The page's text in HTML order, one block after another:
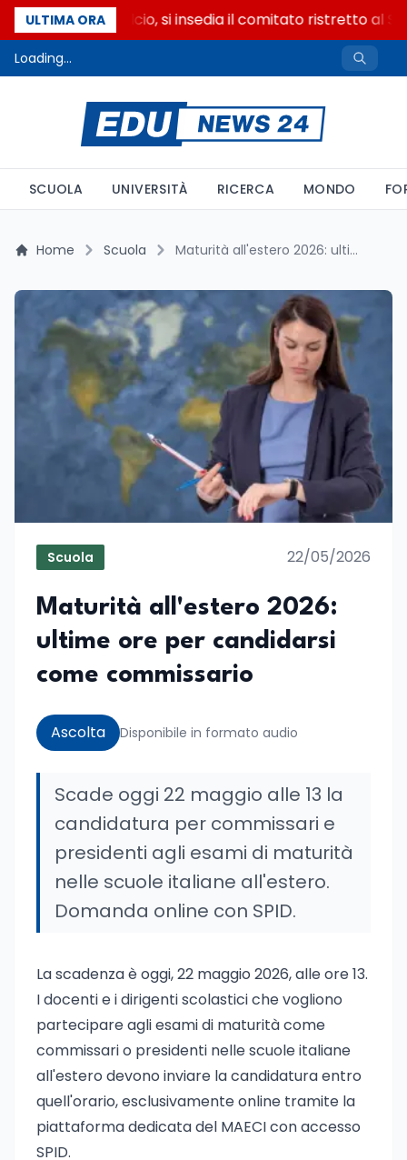
ULTIMA ORA
Riforma del calcio, si insedia il comitato ristretto al
Loading...
SCUOLA UNIVERSITÀ RICERCA MONDO
Home Scuola Maturità all'estero 2026: ultime ore per candidarsi come commissario
Scuola 22/05/2026
Maturità all'estero 2026:
ultime ore per candidarsi
come commissario
Ascolta Disponibile in formato audio
Scade oggi 22 maggio alle 13 la
candidatura per commissari e
presidenti agli esami di maturità
nelle scuole italiane all'estero.
Domanda online con SPID.
La scadenza è oggi, 22 maggio 2026, alle ore 13.
I docenti e i dirigenti scolastici che vogliono
partecipare agli esami di maturità come
commissari o presidenti nelle scuole italiane
all'estero devono inviare la candidatura entro
quell'orario, esclusivamente online tramite la
piattaforma dedicata del MAECI con accesso
SPID.